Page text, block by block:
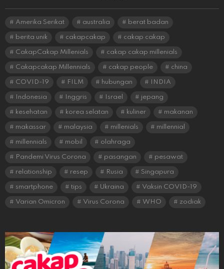
Amerika Serikat australia berat badan
berita unik cakapcakap cakap cakap
CakapCakap Millenials cakap cakap millenials
Cakapcakap Millennials cakap people china
COVID-19 FILM hubungan INDIA
Indonesia Inggris Israel jepang
kesehatan korea selatan kuliner makanan
makassar malaysia millenials millennial
millennials mobil olahraga
Pandemi Virus Corona pasangan pesawat
relationship resep Rusia Singapura
smartphone tips Ukraina Vaksin COVID-19
Varian Omicron Virus Corona WHO zodiak